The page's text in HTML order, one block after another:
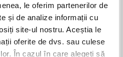
le oferim partenerilor de
și de analize informații cu
site-ul nostru. Aceștia le
oferite de dvs. sau culese
În cazul în care alegeți să
Tocator de crengi si resturi vegetale ST100S
Electric
2.4 kW
4500 rpm